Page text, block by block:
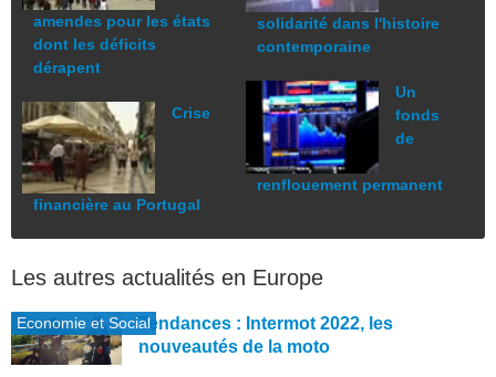
amendes pour les états
dont les déficits
dérapent
Crise
financière au Portugal
solidarité dans l'histoire
contemporaine
Un
fonds
de
renflouement permanent
Les autres actualités en Europe
Economie et SocialTendances : Intermot 2022, les
nouveautés de la moto